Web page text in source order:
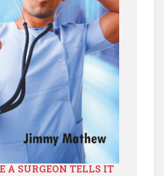
A SURGEON TELLS IT